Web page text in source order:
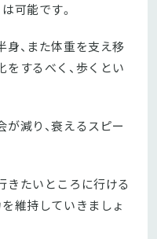
可能です。
、また体重を支え移
するべく、歩くとい
減り、衰えるスピー
きたいところに行ける
維持していきましょ